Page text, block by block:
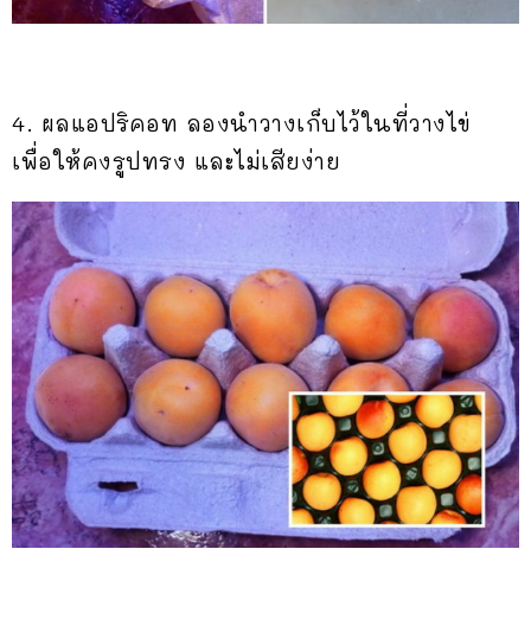
4. ผลแอปริคอท ลองนำวางเก็บไว้ในที่วางไข่
เพื่อให้คงรูปทรง และไม่เสียง่าย